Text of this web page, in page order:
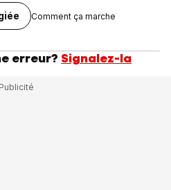
Comment ça marche
erreur? Signalez-la